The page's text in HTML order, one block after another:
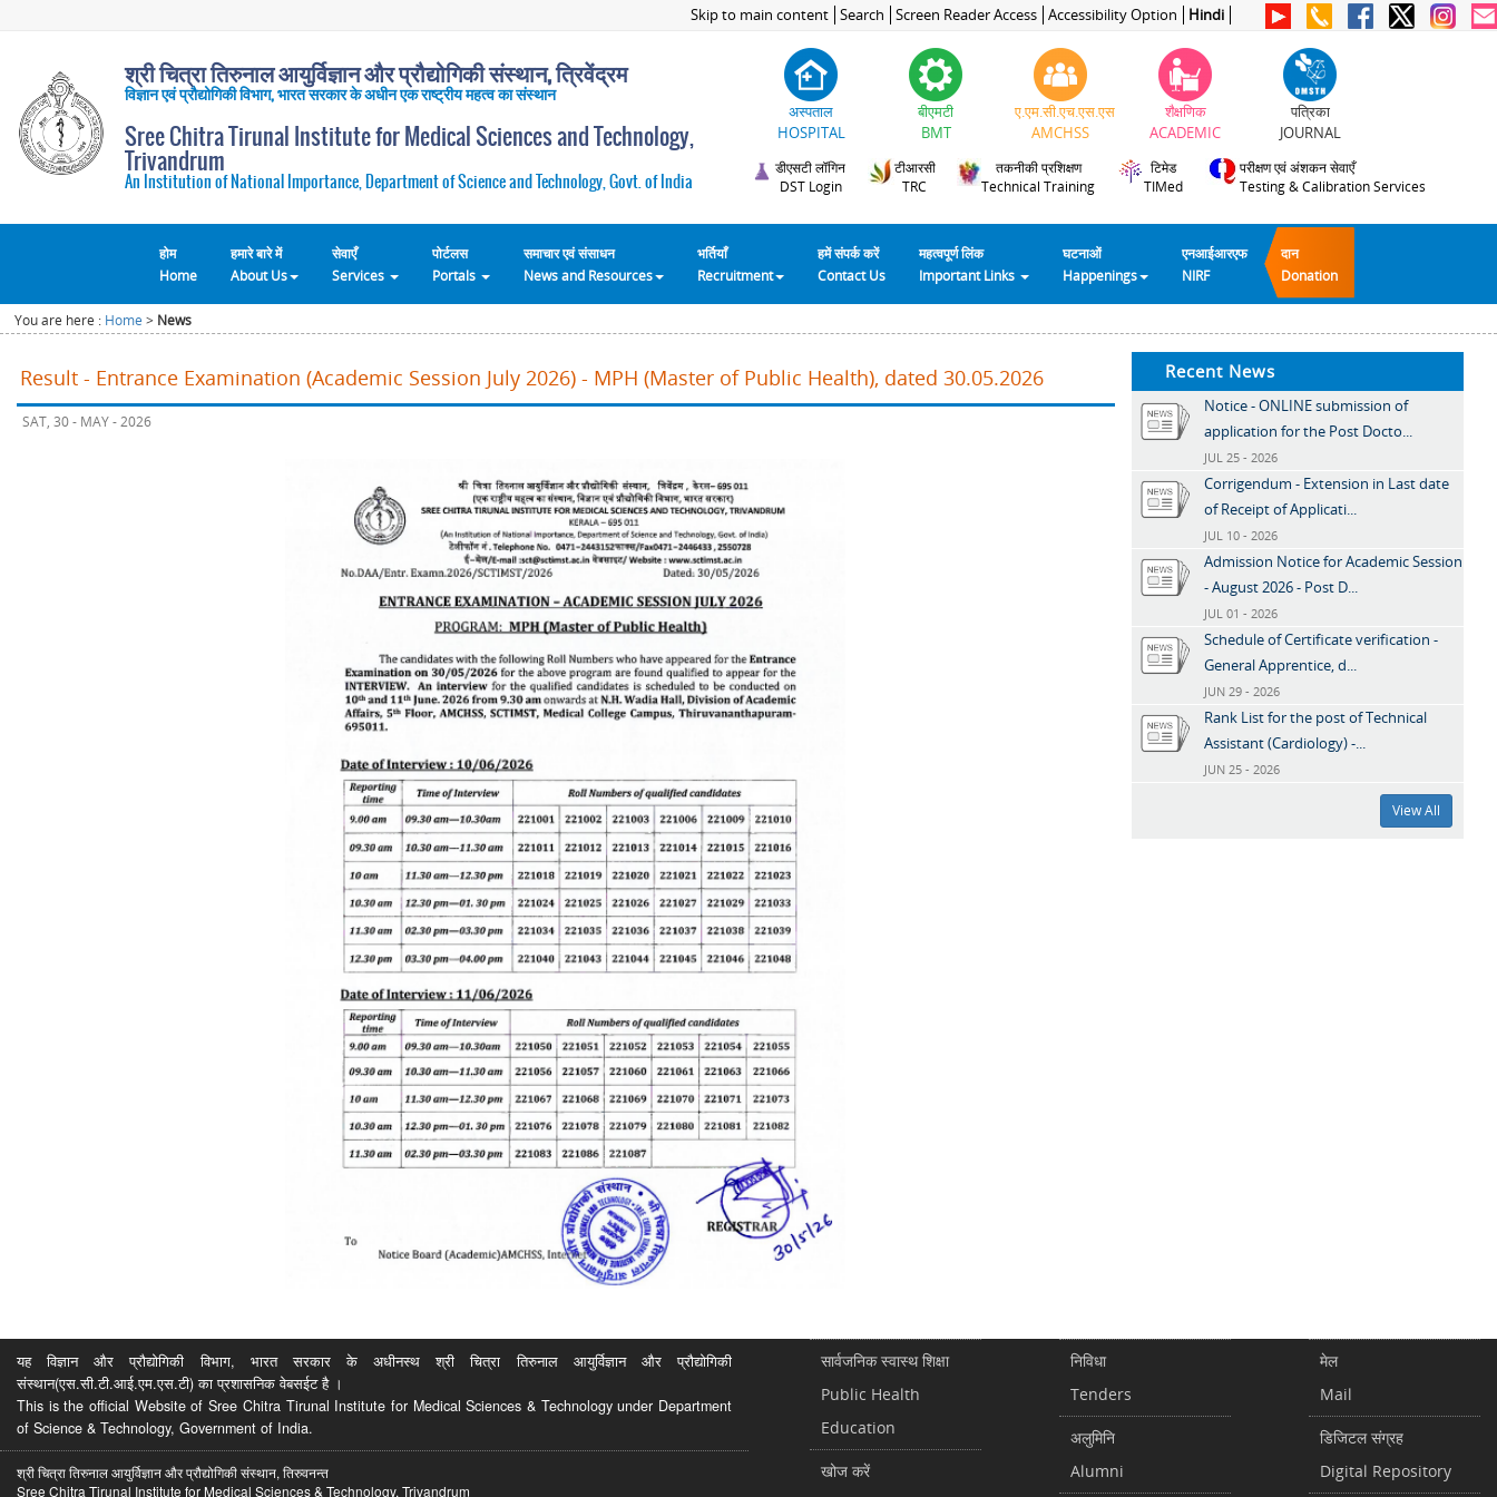
Skip to main content Search Screen Reader Access Accessibility Option Hindi
श्री चित्रा तिरुनाल आयुर्विज्ञान और प्रौद्योगिकी संस्थान, त्रिवेंद्रम
विज्ञान एवं प्रौद्योगिकी विभाग, भारत सरकार के अधीन एक राष्ट्रीय महत्व का संस्थान
Sree Chitra Tirunal Institute for Medical Sciences and Technology,
Trivandrum
An Institution of National Importance, Department of Science and Technology, Govt. of India
अस्पताल
HOSPITAL
बीएमटी
BMT
ए.एम.सी.एच.एस.एस
AMCHSS
शैक्षणिक
ACADEMIC
पत्रिका
JOURNAL
डीएसटी लॉगिन
DST Login
टीआरसी
TRC
तकनीकी प्रशिक्षण
Technical Training
टिमेड
TIMed
परीक्षण एवं अंशकन सेवाएँ
Testing & Calibration Services
होम
Home
हमारे बारे में
About Us
सेवाएँ
Services
पोर्टलस
Portals
समाचार एवं संसाधन
News and Resources
भर्तियाँ
Recruitment
हमें संपर्क करें
Contact Us
महत्वपूर्ण लिंक
Important Links
घटनाओं
Happenings
एनआईआरएफ
NIRF
दान
Donation
You are here : Home > News
Result - Entrance Examination (Academic Session July 2026) - MPH (Master of Public Health), dated 30.05.2026
SAT, 30 - MAY - 2026
Recent News
Notice - ONLINE submission of
application for the Post Docto...
JUL 25 - 2026
Corrigendum - Extension in Last date
of Receipt of Applicati...
JUL 10 - 2026
Admission Notice for Academic Session
- August 2026 - Post D...
JUL 01 - 2026
Schedule of Certificate verification -
General Apprentice, d...
JUN 29 - 2026
Rank List for the post of Technical
Assistant (Cardiology) -...
JUN 25 - 2026
View All
यह विज्ञान और प्रौद्योगिकी विभाग, भारत सरकार के अधीनस्थ श्री चित्रा तिरुनाल आयुर्विज्ञान और प्रौद्योगिकी
संस्थान(एस.सी.टी.आई.एम.एस.टी) का प्रशासनिक वेबसईट है ।
This is the official Website of Sree Chitra Tirunal Institute for Medical Sciences & Technology under Department
of Science & Technology, Government of India.
श्री चित्रा तिरुनाल आयुर्विज्ञान और प्रौद्योगिकी संस्थान, तिरुवनन्त
Sree Chitra Tirunal Institute for Medical Sciences & Technology, Trivandrum
सार्वजनिक स्वास्थ शिक्षा
Public Health
Education
खोज करें
निविधा
Tenders
अलुमिनि
Alumni
मेल
Mail
डिजिटल संग्रह
Digital Repository